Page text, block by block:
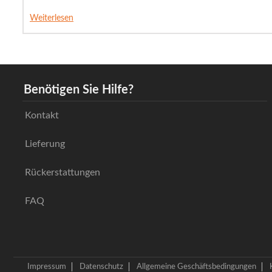
Weiterlesen
Benötigen Sie Hilfe?
Kontakt
Lieferung
Rückerstattungen
FAQ
Impressum Datenschutz Allgemeine Geschäftsbedingungen